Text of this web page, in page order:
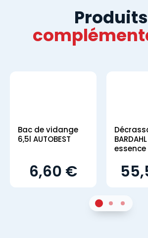
Produits
Bac de vidange
6,5l AUTOBEST
6,60 €
essence
Sur 22Sur 23Sur 2